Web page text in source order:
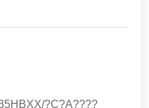
?C?A????